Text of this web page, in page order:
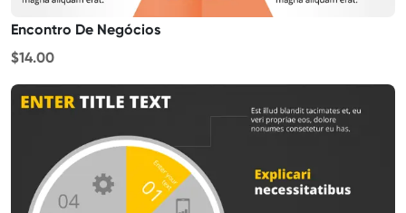
Encontro De Negócios
$14.00